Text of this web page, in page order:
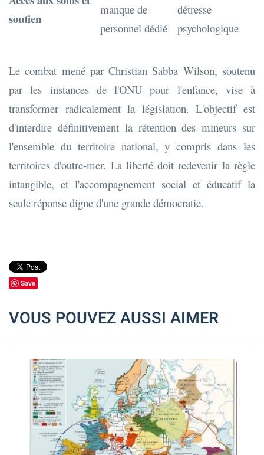
soutien
manque de
personnel dédié
détresse
psychologique
Le combat mené par Christian Sabba Wilson, soutenu
par les instances de l'ONU pour l'enfance, vise à
transformer radicalement la législation. L'objectif est
d'interdire définitivement la rétention des mineurs sur
l'ensemble du territoire national, y compris dans les
territoires d'outre-mer. La liberté doit redevenir la règle
intangible, et l'accompagnement social et éducatif la
seule réponse digne d'une grande démocratie.
Save
VOUS POUVEZ AUSSI AIMER